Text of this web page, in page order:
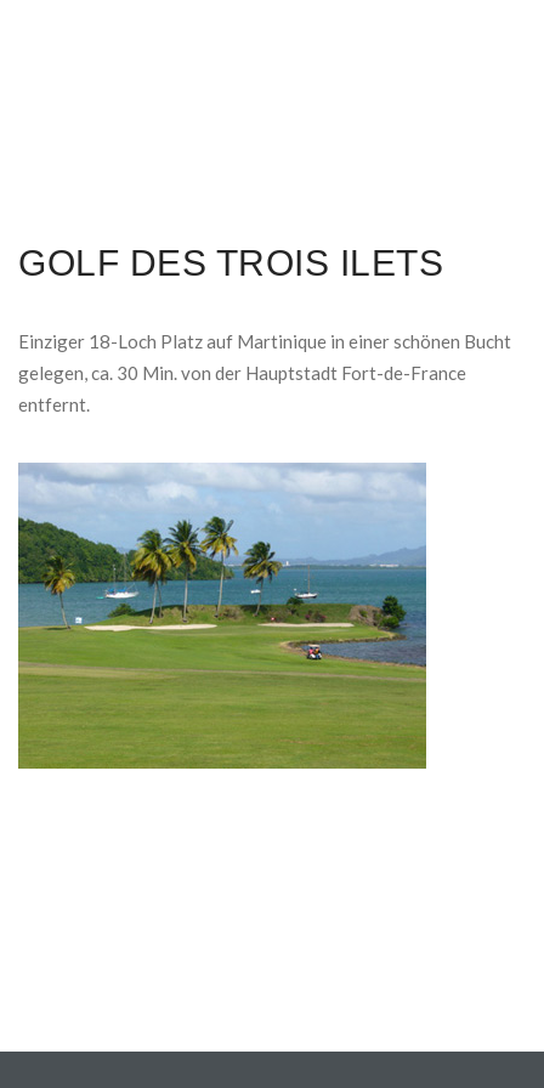
GOLF DES TROIS ILETS
Einziger 18-Loch Platz auf Martinique in einer schönen Bucht
gelegen, ca. 30 Min. von der Hauptstadt Fort-de-France
entfernt.